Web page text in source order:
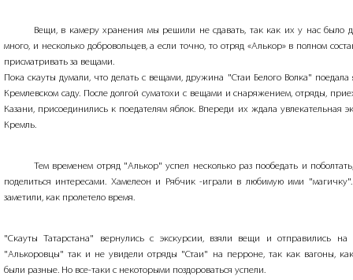
Вещи, в камеру хранения мы решили не сдавать, так как их у нас было
много, и несколько добровольцев, а если точно, то отряд «Алькор» в полном
присматривать за вещами.
Пока скауты думали, что делать с вещами, дружина "Стаи Белого Волка" поедала
Кремлевском саду. После долгой суматохи с вещами и снаряжением, отряды,
Казани, присоединились к поедателям яблок. Впереди их ждала увлекательная
Кремль.
Тем временем отряд "Алькор" успел несколько раз пообедать и
поделиться интересами. Хамелеон и Рябчик -играли в любимую ими
заметили, как пролетело время.
"Скауты Татарстана" вернулись с экскурсии, взяли вещи и отправились на
"Алькоровцы" так и не увидели отряды "Стаи" на перроне, так как вагоны, как
были разные. Но все-таки с некоторыми поздороваться успели.